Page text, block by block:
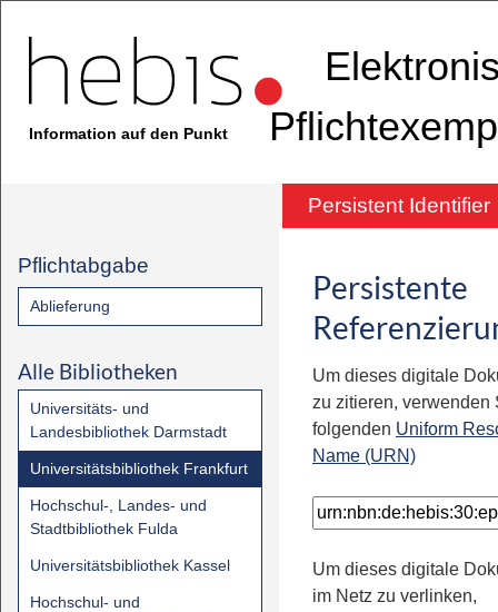
Information auf den Punkt
Persistent Identifier
Pflichtabgabe
Ablieferung
Alle Bibliotheken
Universitäts- und
Landesbibliothek Darmstadt
Universitätsbibliothek Frankfurt
Hochschul-, Landes- und
Stadtbibliothek Fulda
Universitätsbibliothek Kassel
Hochschul- und
Persistente
Um dieses digitale
zu zitieren, verwenden
folgenden Uniform
Name (URN)
Um dieses digitale
im Netz zu verlinken,